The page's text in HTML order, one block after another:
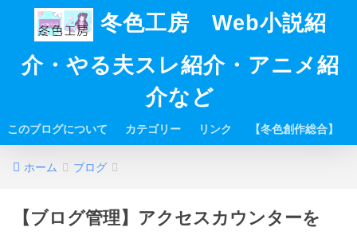
冬色工房 Web小説紹
介・やる夫スレ紹介・アニメ紹
介など
このブログについて カテゴリー リンク 【冬色創作総合】
ホーム ブログ
【ブログ管理】アクセスカウンターを